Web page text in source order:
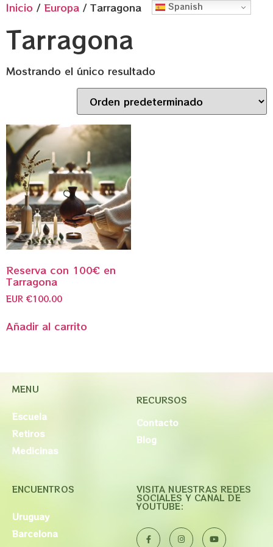
Inicio / Europa / Tarragona
Tarragona
Mostrando el único resultado
Reserva con 100€ en
Tarragona
EUR €100.00
Añadir al carrito
MENU
Escuela
Retiros
Medicinas
RECURSOS
Contacto
Blog
ENCUENTROS
Uruguay
Barcelona
VISITA NUESTRAS REDES
SOCIALES Y CANAL DE
YOUTUBE:
Spanish